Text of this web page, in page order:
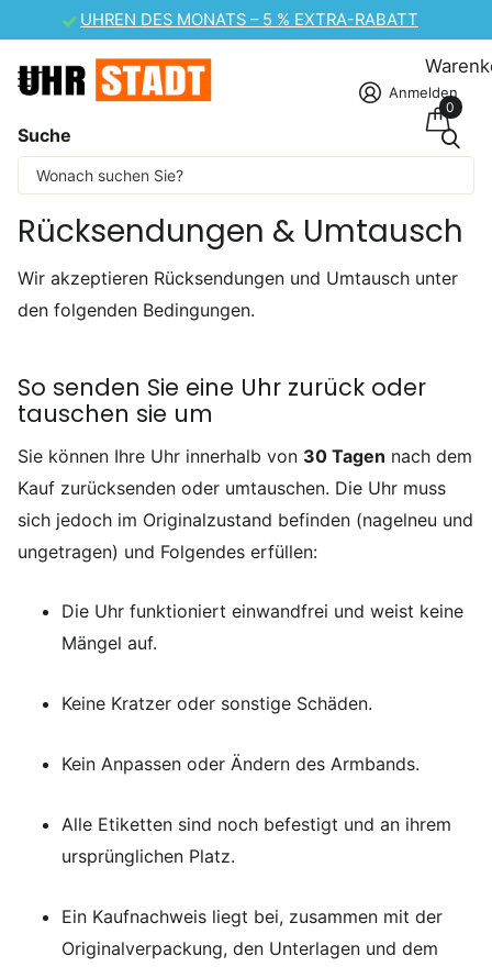
UHREN DES MONATS – 5 % EXTRA-RABATT
Suche
Anmelden
0
Einige Inhalte wurden maschinell übersetzt.
Startseite ruckgabe/umtausch
Rücksendungen & Umtausch
Wir akzeptieren Rücksendungen und Umtausch unter
den folgenden Bedingungen.
So senden Sie eine Uhr zurück oder
tauschen sie um
Sie können Ihre Uhr innerhalb von 30 Tagen nach dem
Kauf zurücksenden oder umtauschen. Die Uhr muss
sich jedoch im Originalzustand befinden (nagelneu und
ungetragen) und Folgendes erfüllen:
Die Uhr funktioniert einwandfrei und weist keine
Mängel auf.
Keine Kratzer oder sonstige Schäden.
Kein Anpassen oder Ändern des Armbands.
Alle Etiketten sind noch befestigt und an ihrem
ursprünglichen Platz.
Ein Kaufnachweis liegt bei, zusammen mit der
Originalverpackung, den Unterlagen und dem